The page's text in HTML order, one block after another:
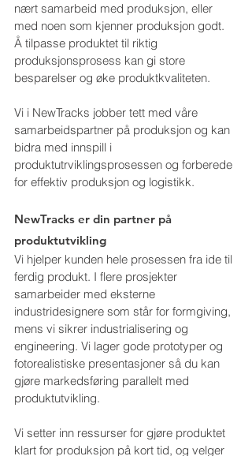
nært samarbeid med produksjon, eller
med noen som kjenner produksjon godt.
Å tilpasse produktet til riktig
produksjonsprosess kan gi store
besparelser og øke produktkvaliteten.
Vi i NewTracks jobber tett med våre
samarbeidspartner på produksjon og kan
bidra med innspill i
produktutrviklingsprosessen og forberede
for effektiv produksjon og logistikk.
NewTracks er din partner på
produktutvikling
Vi hjelper kunden hele prosessen fra ide til
ferdig produkt. I flere prosjekter
samarbeider med eksterne
industridesignere som står for formgiving,
mens vi sikrer industrialisering og
engineering. Vi lager gode prototyper og
fotorealistiske presentasjoner så du kan
gjøre markedsføring parallelt med
produktutvikling.
Vi setter inn ressurser for gjøre produktet
klart for produksjon på kort tid, og velger